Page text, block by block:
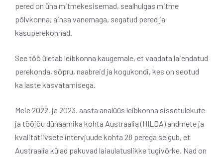
pered on üha mitmekesisemad, sealhulgas mitme
põlvkonna, ainsa vanemaga, segatud pered ja
kasuperekonnad.
See töö ületab leibkonna kaugemale, et vaadata laiendatud
perekonda, sõpru, naabreid ja kogukondi, kes on seotud
ka laste kasvatamisega.
Meie 2022. ja 2023. aasta analüüs leibkonna sissetulekute
ja tööjõu dünaamika kohta Austraalia (HILDA) andmete ja
kvalitatiivsete intervjuude kohta 28 perega selgub, et
Austraalia külad pakuvad laiaulatuslikke tugivõrke. Nad on